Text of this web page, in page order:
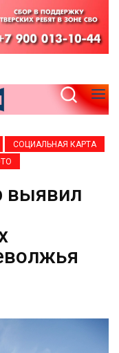
СОЦИАЛЬНАЯ КАРТА
выявил